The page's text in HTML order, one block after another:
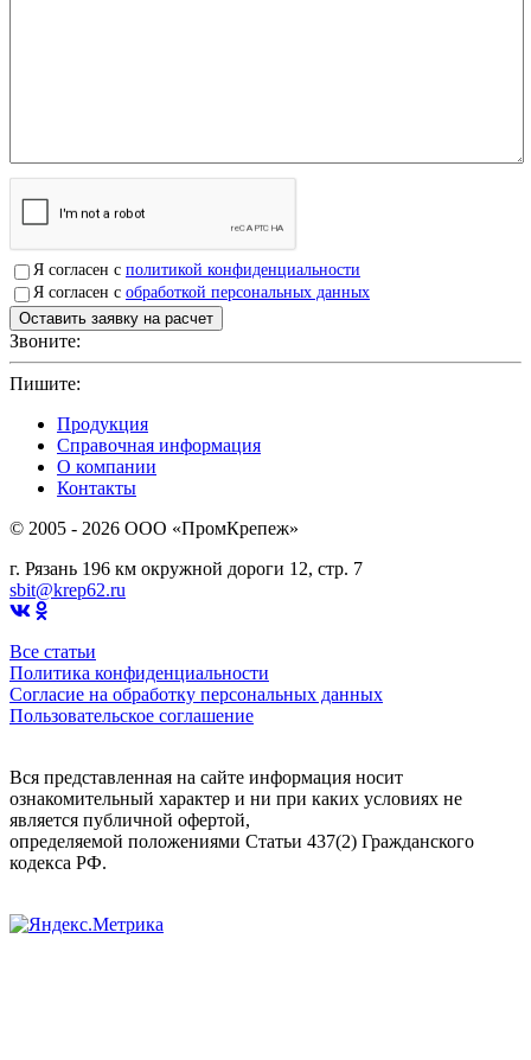
Я согласен с политикой конфиденциальности
Я согласен с обработкой персональных данных
Звоните:
Пишите:
Продукция
Справочная информация
О компании
Контакты
© 2005 - 2026 OOO «ПромКрепеж»
г. Рязань 196 км окружной дороги 12, стр. 7
sbit@krep62.ru
Все статьи
Политика конфиденциальности
Согласие на обработку персональных данных
Пользовательское соглашение
Вся представленная на сайте информация носит
ознакомительный характер и ни при каких условиях не
является публичной офертой,
определяемой положениями Статьи 437(2) Гражданского
кодекса РФ.